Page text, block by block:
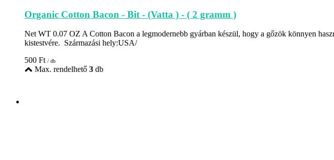
Organic Cotton Bacon - Bit - (Vatta ) - ( 2 gramm )
Net WT 0.07 OZ A Cotton Bacon a legmodernebb gyárban készül, hogy a gőzök könnyen
kistestvére. Származási hely:USA/
500 Ft / db
Max. rendelhető 3 db